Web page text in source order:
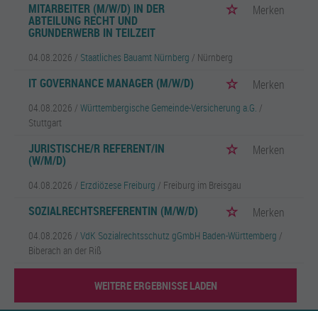
MITARBEITER (M/W/D) IN DER
ABTEILUNG RECHT UND
GRUNDERWERB IN TEILZEIT
Merken
04.08.2026 / Staatliches Bauamt Nürnberg / Nürnberg
IT GOVERNANCE MANAGER (M/W/D) Merken
04.08.2026 / Württembergische Gemeinde-Versicherung a.G. /
Stuttgart
JURISTISCHE/R REFERENT/IN
(W/M/D)
Merken
04.08.2026 / Erzdiözese Freiburg / Freiburg im Breisgau
SOZIALRECHTSREFERENTIN (M/W/D) Merken
04.08.2026 / VdK Sozialrechtsschutz gGmbH Baden-Württemberg /
Biberach an der Riß
WEITERE ERGEBNISSE LADEN